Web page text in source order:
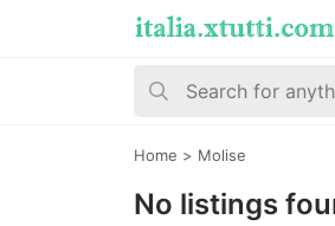
Home > Molise
No listings